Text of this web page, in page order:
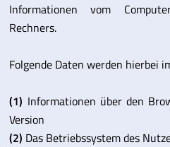
Informationen vom
Rechners.
Folgende Daten werden hierbei
(1) Informationen über den
Version
(2) Das Betriebssystem des